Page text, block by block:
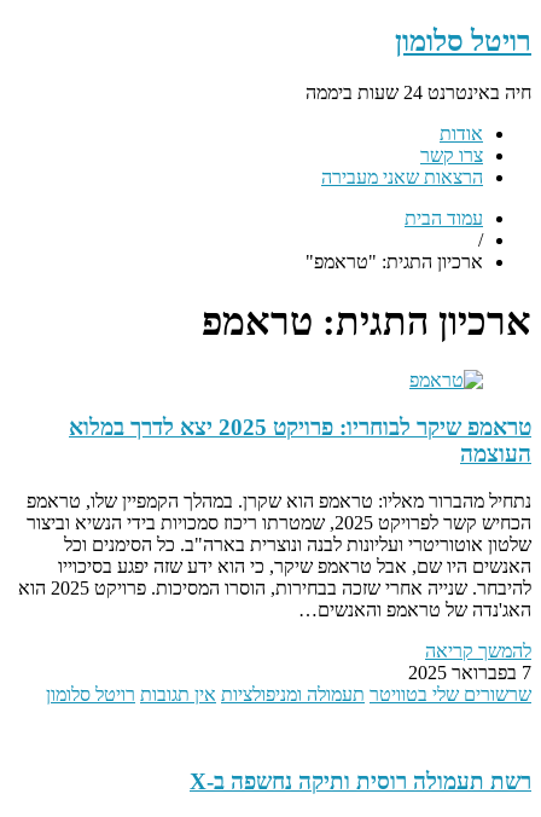
רויטל סלומון
חיה באינטרנט 24 שעות ביממה
אודות
צרו קשר
הרצאות שאני מעבירה
עמוד הבית
/
ארכיון התגית: "טראמפ"
ארכיון התגית: טראמפ
טראמפ שיקר לבוחריו: פרויקט 2025 יצא לדרך במלוא
העוצמה
נתחיל מהברור מאליו: טראמפ הוא שקרן. במהלך הקמפיין שלו, טראמפ
הכחיש קשר לפרויקט 2025, שמטרתו ריכוז סמכויות בידי הנשיא וביצור
שלטון אוטוריטרי ועליונות לבנה ונוצרית בארה"ב. כל הסימנים וכל
האנשים היו שם, אבל טראמפ שיקר, כי הוא ידע שזה יפגע בסיכוייו
להיבחר. שנייה אחרי שזכה בבחירות, הוסרו המסיכות. פרויקט 2025 הוא
האג'נדה של טראמפ והאנשים…
להמשך קריאה
7 בפברואר 2025
שרשורים שלי בטוויטר תעמולה ומניפולציות אין תגובות רויטל סלומון
רשת תעמולה רוסית ותיקה נחשפה ב-X